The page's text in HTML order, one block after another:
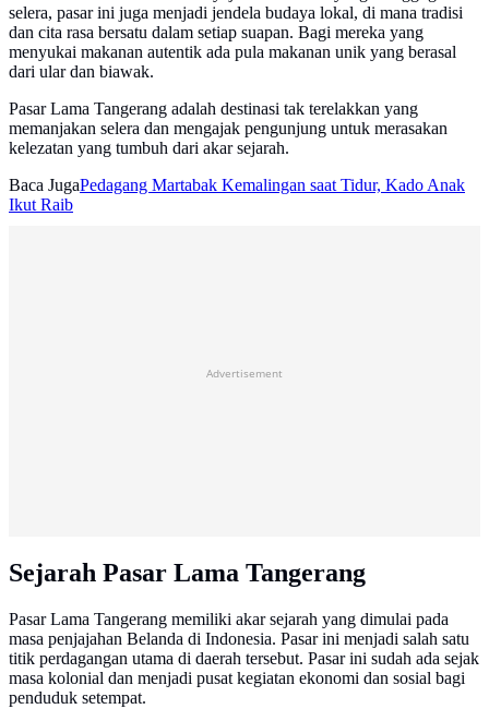
selera, pasar ini juga menjadi jendela budaya lokal, di mana tradisi
dan cita rasa bersatu dalam setiap suapan. Bagi mereka yang
menyukai makanan autentik ada pula makanan unik yang berasal
dari ular dan biawak.
Pasar Lama Tangerang adalah destinasi tak terelakkan yang
memanjakan selera dan mengajak pengunjung untuk merasakan
kelezatan yang tumbuh dari akar sejarah.
Baca JugaPedagang Martabak Kemalingan saat Tidur, Kado Anak
Ikut Raib
Advertisement
Sejarah Pasar Lama Tangerang
Pasar Lama Tangerang memiliki akar sejarah yang dimulai pada
masa penjajahan Belanda di Indonesia. Pasar ini menjadi salah satu
titik perdagangan utama di daerah tersebut. Pasar ini sudah ada sejak
masa kolonial dan menjadi pusat kegiatan ekonomi dan sosial bagi
penduduk setempat.